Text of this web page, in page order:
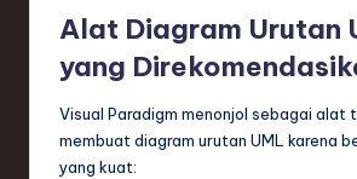
Alat Diagram Urutan
yang
Visual Paradigm menonjol sebagai alat
membuat diagram urutan UML karena
yang kuat: